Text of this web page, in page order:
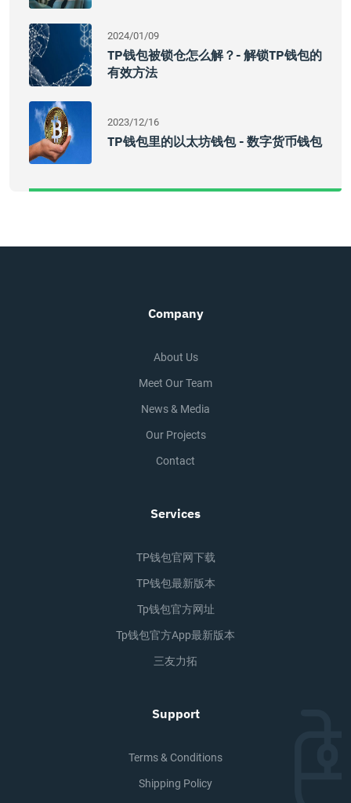
2024/01/09
TP钱包被锁仓怎么解？- 解锁TP钱包的
有效方法
2023/12/16
TP钱包里的以太坊钱包 - 数字货币钱包
Company
About Us
Meet Our Team
News & Media
Our Projects
Contact
Services
TP钱包官网下载
TP钱包最新版本
Tp钱包官方网址
Tp钱包官方app最新版本
三友力拓
Support
Terms & Conditions
Shipping Policy